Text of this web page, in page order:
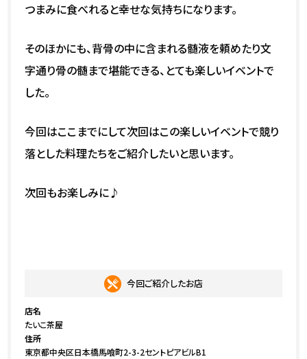
つまみに食べれると幸せな気持ちになります。
そのほかにも、背骨の中に含まれる髄液を頼めたり文
字通り骨の髄まで堪能できる、とても楽しいイベントで
した。
今回はここまでにして次回はこの楽しいイベントで競り
落とした料理たちをご紹介したいと思います。
次回もお楽しみに♪
今回ご紹介したお店
店名
たいこ茶屋
住所
東京都中央区日本橋馬喰町2-3-2セントピアビルB1